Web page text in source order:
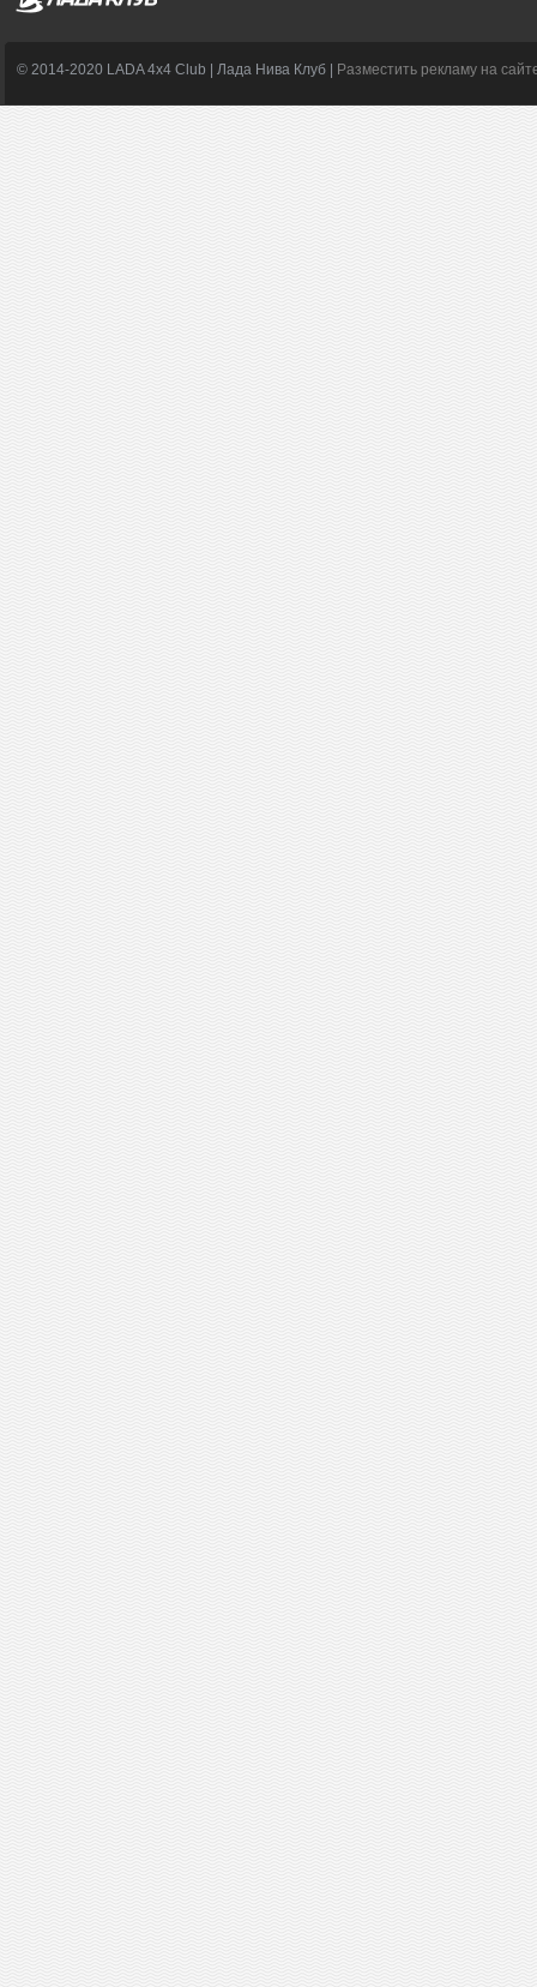
© 2014-2020 LADA 4x4 Club | Лада Нива Клуб | Разместить рекламу на